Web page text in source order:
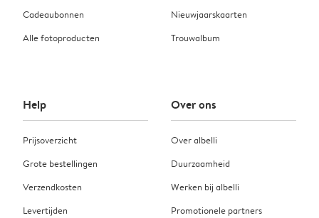
Cadeaubonnen
Alle fotoproducten
Nieuwjaarskaarten
Trouwalbum
Help
Prijsoverzicht
Grote bestellingen
Verzendkosten
Levertijden
Over ons
Over albelli
Duurzaamheid
Werken bij albelli
Promotionele partners